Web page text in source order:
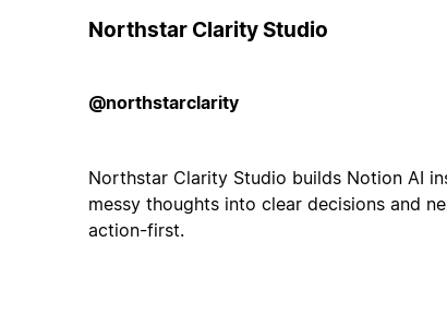
Northstar Clarity Studio
@northstarclarity
Northstar Clarity Studio builds Notion AI
messy thoughts into clear decisions and
action-first.